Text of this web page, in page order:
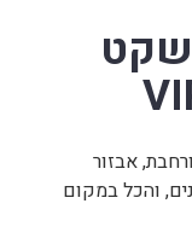
שקט
אבזור
מקיף וחובה ל- 3 שנים, והכל במקום